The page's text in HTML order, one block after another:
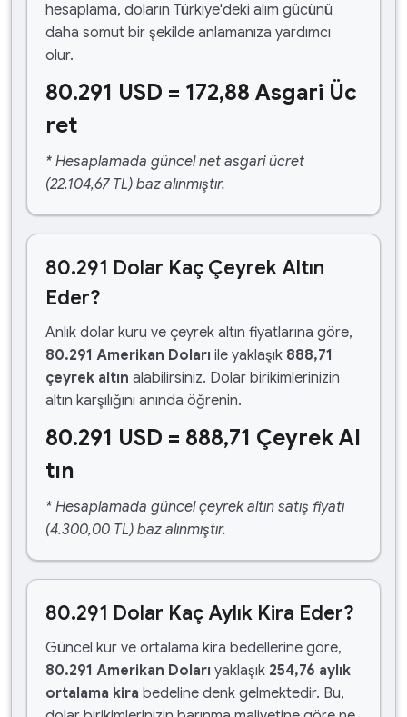
hesaplama, doların Türkiye'deki alım gücünü
daha somut bir şekilde anlamanıza yardımcı
olur.
80.291 USD = 172,88 Asgari Üc
ret
* Hesaplamada güncel net asgari ücret
(22.104,67 TL) baz alınmıştır.
80.291 Dolar Kaç Çeyrek Altın
Eder?
Anlık dolar kuru ve çeyrek altın fiyatlarına göre,
80.291 Amerikan Doları ile yaklaşık 888,71
çeyrek altın alabilirsiniz. Dolar birikimlerinizin
altın karşılığını anında öğrenin.
80.291 USD = 888,71 Çeyrek Al
tın
* Hesaplamada güncel çeyrek altın satış fiyatı
(4.300,00 TL) baz alınmıştır.
80.291 Dolar Kaç Aylık Kira Eder?
Güncel kur ve ortalama kira bedellerine göre,
80.291 Amerikan Doları yaklaşık 254,76 aylık
ortalama kira bedeline denk gelmektedir. Bu,